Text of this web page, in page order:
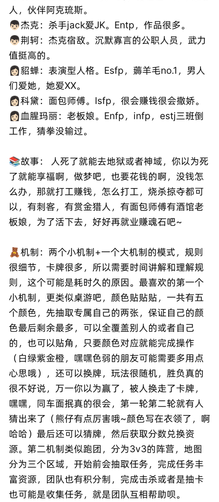
人，伙伴阿克琉斯。
👦🏻杰克：杀手jack爱JK。Entp，作品很多。
👦🏻荆轲：杰克宿敌。沉默寡言的公职人员，武力
值挺高的。
👩🏻貂蝉：表演型人格。Esfp，薅羊毛no.1，男人
们爱她，她爱XX。
👩🏻科黛：面包师傅。Isfp，很会赚钱很会撒娇。
👩🏻血腥玛丽：老板娘。Enfp，infp，estj三班倒
工作，猜拳没输过。
📚故事： 人死了就能去地狱或者神域，你以为死
了就能享福啊，做梦吧，也要花钱的啊，没钱怎
么办，那就打工赚钱，怎么打工，烧杀掠夺都可
以，有刺客，有赏金猎人，有面包师傅有酒馆老
板娘，为了活下去，好好再就业赚魂石吧~
🧸机制：两个小机制+一个大机制的模式，规则
很细节，卡牌很多，所以需要时间讲解和理解规
则，这个可能是耗时久的原因。最喜欢的第一个
小机制，更类似桌游吧，颜色贴贴贴，一共有五
个颜色，先抽取专属自己的两张，保证自己的颜
色最后剩余最多，可以全覆盖别人的或者自己
的，也可以贴角，只要颜色对应就能完成操作
（白绿紫金橙，嘿嘿色弱的朋友可能需要多用点
心思哦），还可以换牌，玩法很随机，胜负真的
很不好说，万一你以为赢了，被人换走了卡牌，
嘿嘿，同车面抿真的很会，第一轮第二轮就有人
猜出来了（熊仔有点厉害哦~颜色写在衣领了，啊
哈哈）最后还可以猜牌，然后获取分数兑换资
源。第二机制类似跑团，分为3v3的阵营，地图
分为三个区域，开始前会抽取任务，完成任务丰
富资源，团队也有积分制，完成击杀或者是抽卡
也可能是收集任务，就是团队互相帮助呗。